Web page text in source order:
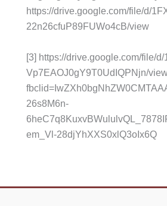
https://drive.google.com/file/d/
22n26cfuP89FUWo4cB/view
[3] https://drive.google.com/file/
Vp7EAOJ0gY9T0UdIQPNjn/
26s8M6n-
em_Vl-28djYhXXS0xlQ3oIx6Q